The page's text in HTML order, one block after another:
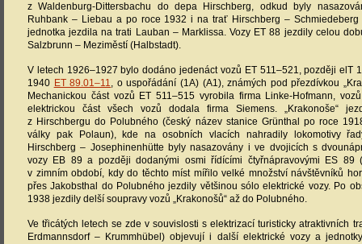
z Waldenburg-Dittersbachu do depa Hirschberg, odkud byly
Ruhbank – Liebau a po roce 1932 i na trať Hirschberg –
jednotka jezdila na trati Lauban – Marklissa. Vozy ET 88 jezdily celou
Salzbrunn – Meziměstí (Halbstadt).
V letech 1926–1927 bylo dodáno jedenáct vozů ET 511–521, později elT
1940 ET 89.01–11, o uspořádání (1A) (A1), známých pod přezdívkou
Mechanickou část vozů ET 511–515 vyrobila firma Linke-Hofmann,
elektrickou část všech vozů dodala firma Siemens. „Krakonoše“
z Hirschbergu do Polubného (český název stanice Grünthal po roce
války pak Polaun), kde na osobních vlacích nahradily lokomotivy
Hirschberg – Josephinenhütte byly nasazovány i ve dvojicích s
vozy EB 89 a později dodanými osmi řídícími čtyřnápravovými ES 89
v zimním období, kdy do těchto míst mířilo velké množství návštěvníků
přes Jakobsthal do Polubného jezdily většinou sólo elektrické vozy. Po
1938 jezdily delší soupravy vozů „Krakonošů“ až do Polubného.
Ve třicátých letech se zde v souvislosti s elektrizací turisticky atraktivních
Erdmannsdorf – Krummhübel) objevují i další elektrické vozy a